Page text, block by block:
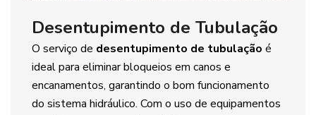
Desentupimento de Tubulação
O serviço de desentupimento de tubulação é
ideal para eliminar bloqueios em canos e
encanamentos, garantindo o bom funcionamento
do sistema hidráulico. Com o uso de equipamentos